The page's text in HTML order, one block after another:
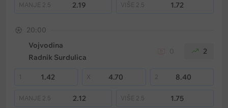
MANJE 2.5 2.19 VIŠE 2.5 1.72
20:00
Vojvodina
Radnik Surdulica
2
1 1.42 4.70 2 8.40
MANJE 2.5 2.12 VIŠE 2.5 1.75